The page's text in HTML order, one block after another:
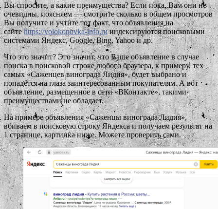
Вы спросите, а какие преимущества? Если пока, Вам они не
очевидны, поясняем — смотрите сколько в общем просмотров
Вы получите и учтите тот факт, что объявления на
сайтеhttps://volokonovka-info.ruиндексируются поисковыми
системами Яндекс, Google, Bing, Yahoo и др.
Что это значит? Это значит, что Ваше объявление в случае
поиска в поисковой строке любого браузера, к примеру, тех
самых «Саженцев винограда Лидия», будет выбрано и
попадется на глаза заинтересованным покупателям. А вот
объявление, размещенное в сети «ВКонтакте», такими
преимуществами не обладает.
На примере объявления «Саженцы винограда Лидия»,
вбиваем в поисковую строку Яндекса и получаем результат на
1 странице, картинка ниже. Можете проверить сами.